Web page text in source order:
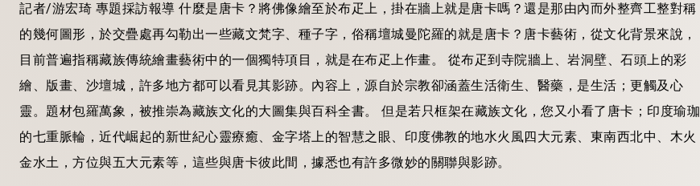
記者/游宏琦 專題採訪報導 什麼是唐卡？將佛像繪至於布疋上，掛在牆上就是唐卡嗎？還是那由內而外整齊工整對稱
的幾何圖形，於交疊處再勾勒出一些藏文梵字、種子字，俗稱壇城曼陀羅的就是唐卡？唐卡藝術，從文化背景來說，
目前普遍指稱藏族傳統繪畫藝術中的一個獨特項目，就是在布疋上作畫。 從布疋到寺院牆上、岩洞壁、石頭上的彩
繪、版畫、沙壇城，許多地方都可以看見其影跡。內容上，源自於宗教卻涵蓋生活衛生、醫藥，是生活；更觸及心
靈。題材包羅萬象，被推崇為藏族文化的大圖集與百科全書。 但是若只框架在藏族文化，您又小看了唐卡；印度瑜珈
的七重脈輪，近代崛起的新世紀心靈療癒、金字塔上的智慧之眼、印度佛教的地水火風四大元素、東南西北中、木火
金水土，方位與五大元素等，這些與唐卡彼此間，據悉也有許多微妙的關聯與影跡。